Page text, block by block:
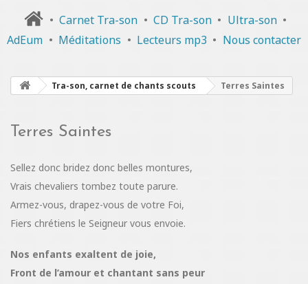
• Carnet Tra-son • CD Tra-son • Ultra-son •
AdEum • Méditations • Lecteurs mp3 • Nous contacter
Tra-son, carnet de chants scouts Terres Saintes
Terres Saintes
Sellez donc bridez donc belles montures,
Vrais chevaliers tombez toute parure.
Armez-vous, drapez-vous de votre Foi,
Fiers chrétiens le Seigneur vous envoie.
Nos enfants exaltent de joie,
Front de l’amour et chantant sans peur